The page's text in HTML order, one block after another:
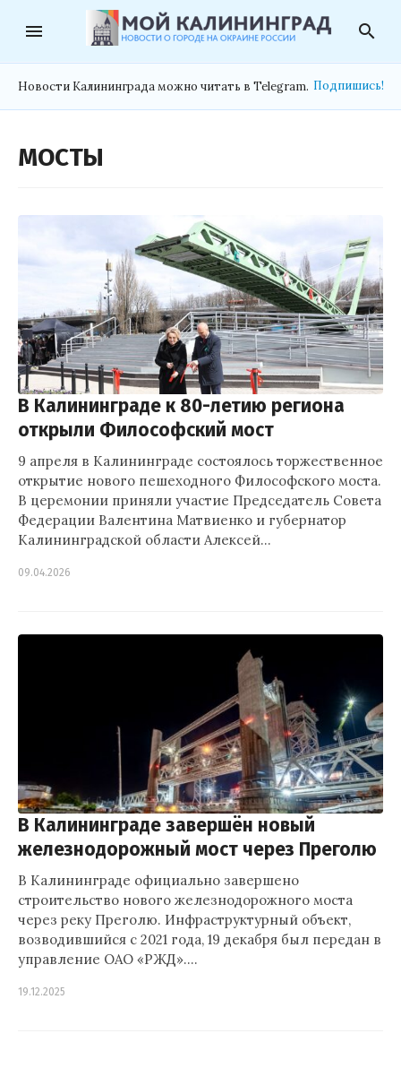
menu search
Новости Калининграда можно читать в Telegram. Подпишись!
МОСТЫ
В Калининграде к 80-летию региона
открыли Философский мост
9 апреля в Калининграде состоялось торжественное
открытие нового пешеходного Философского моста.
В церемонии приняли участие Председатель Совета
Федерации Валентина Матвиенко и губернатор
Калининградской области Алексей…
09.04.2026
В Калининграде завершён новый
железнодорожный мост через Преголю
В Калининграде официально завершено
строительство нового железнодорожного моста
через реку Преголю. Инфраструктурный объект,
возводившийся с 2021 года, 19 декабря был передан в
управление ОАО «РЖД».…
19.12.2025